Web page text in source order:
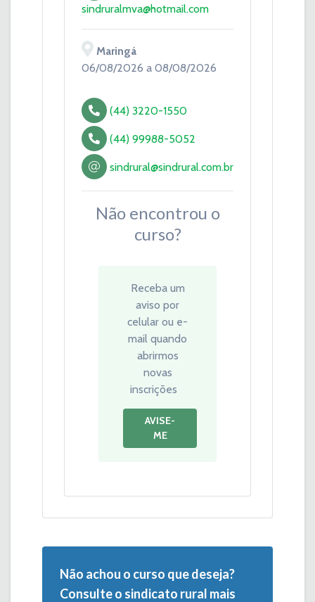
sindruralmva@hotmail.com
Maringá
06/08/2026 a 08/08/2026
(44) 3220-1550
(44) 99988-5052
sindrural@sindrural.com.br
Não encontrou o
curso?
Receba um
aviso por
celular ou e-
mail quando
abrirmos
novas
inscrições
AVISE-
ME
Não achou o curso que deseja?
Consulte o sindicato rural mais